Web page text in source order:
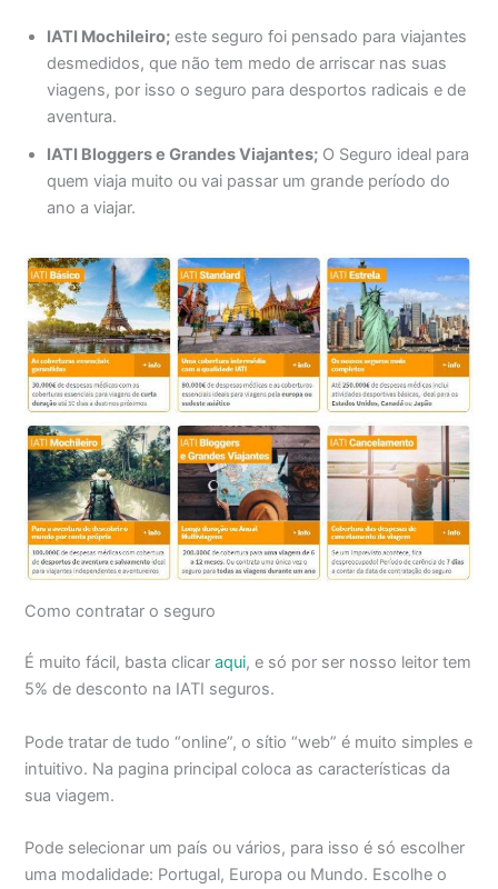
IATI Mochileiro; este seguro foi pensado para viajantes
desmedidos, que não tem medo de arriscar nas suas
viagens, por isso o seguro para desportos radicais e de
aventura.
IATI Bloggers e Grandes Viajantes; O Seguro ideal para
quem viaja muito ou vai passar um grande período do
ano a viajar.
Como contratar o seguro
É muito fácil, basta clicaraqui, e só por ser nosso leitor tem
5% de desconto na IATI seguros.
Pode tratar de tudo “online”, o sítio “web” é muito simples e
intuitivo. Na pagina principal coloca as características da
sua viagem.
Pode selecionar um país ou vários, para isso é só escolher
uma modalidade: Portugal, Europa ou Mundo. Escolhe o